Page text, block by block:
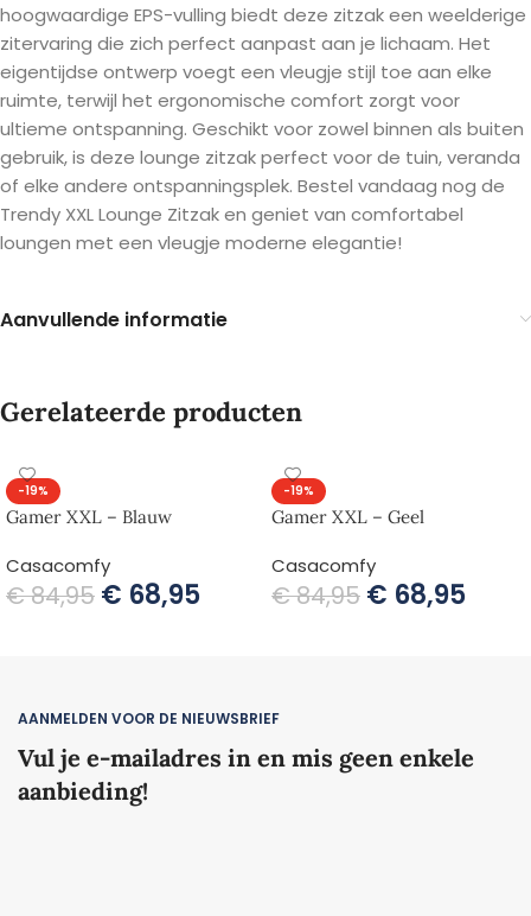
hoogwaardige EPS-vulling biedt deze zitzak een weelderige
zitervaring die zich perfect aanpast aan je lichaam. Het
eigentijdse ontwerp voegt een vleugje stijl toe aan elke
ruimte, terwijl het ergonomische comfort zorgt voor
ultieme ontspanning. Geschikt voor zowel binnen als buiten
gebruik, is deze lounge zitzak perfect voor de tuin, veranda
of elke andere ontspanningsplek. Bestel vandaag nog de
Trendy XXL Lounge Zitzak en geniet van comfortabel
loungen met een vleugje moderne elegantie!
Aanvullende informatie
Gerelateerde producten
-19%
Gamer XXL – Blauw
Casacomfy
€84,95 € 68,95
-19%
Gamer XXL – Geel
Casacomfy
€84,95 € 68,95
AANMELDEN VOOR DE NIEUWSBRIEF
Vul je e-mailadres in en mis geen enkele
aanbieding!